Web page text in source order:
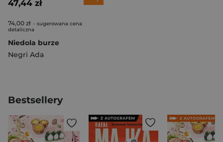
47,44 zł
74,00 zł - sugerowana cena
detaliczna
Niedola burze
Negri Ada
Bestsellery